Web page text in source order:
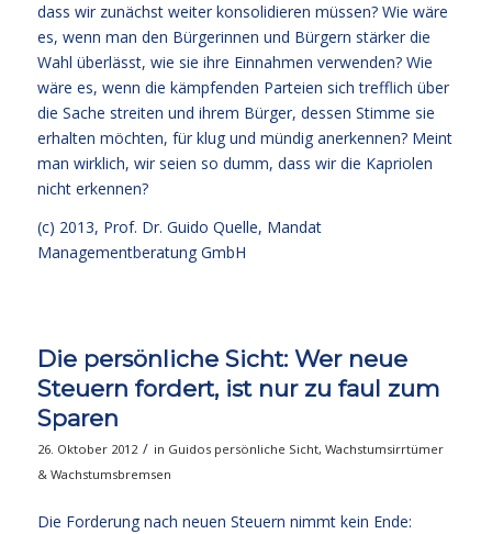
dass wir zunächst weiter konsolidieren müssen? Wie wäre
es, wenn man den Bürgerinnen und Bürgern stärker die
Wahl überlässt, wie sie ihre Einnahmen verwenden? Wie
wäre es, wenn die kämpfenden Parteien sich trefflich über
die Sache streiten und ihrem Bürger, dessen Stimme sie
erhalten möchten, für klug und mündig anerkennen? Meint
man wirklich, wir seien so dumm, dass wir die Kapriolen
nicht erkennen?
(c) 2013, Prof. Dr. Guido Quelle, Mandat
Managementberatung GmbH
Die persönliche Sicht: Wer neue
Steuern fordert, ist nur zu faul zum
Sparen
26. Oktober 2012 / in Guidos persönliche Sicht, Wachstumsirrtümer
& Wachstumsbremsen
Die Forderung nach neuen Steuern nimmt kein Ende: